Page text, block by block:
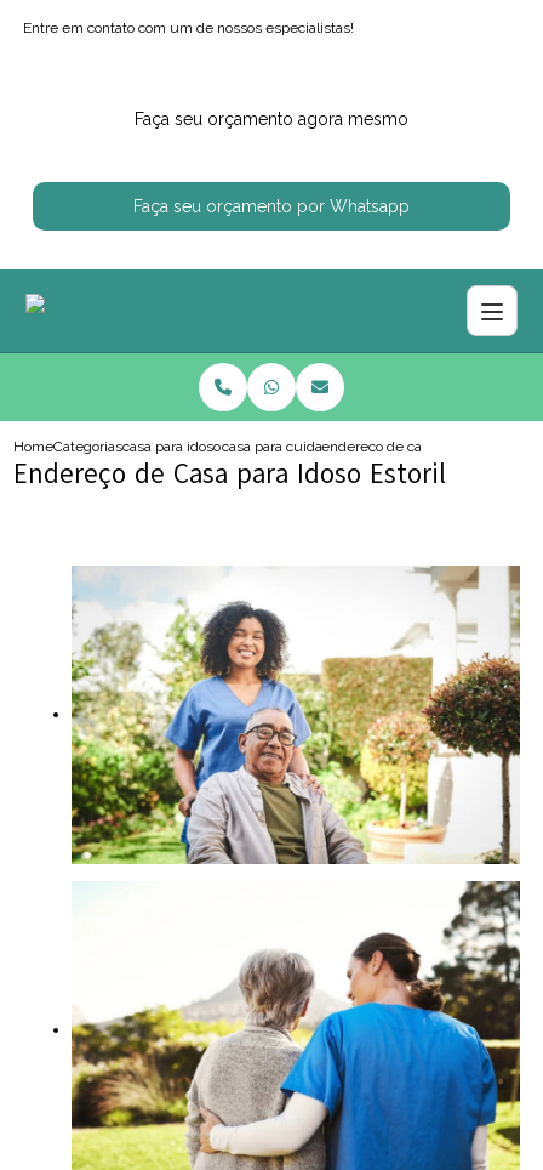
Entre em contato com um de nossos especialistas!
Faça seu orçamento agora mesmo
Faça seu orçamento por Whatsapp
HomeCategoriascasa para idososcasa para cuidar de idosoendereco de casa para idoso
Endereço de Casa para Idoso Estoril